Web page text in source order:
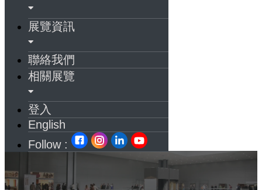
展覽資訊
聯絡我們
相關展覽
登入
English
Follow :